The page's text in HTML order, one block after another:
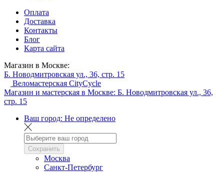
Оплата
Доставка
Контакты
Блог
Карта сайта
Магазин в Москве:
Б. Новодмитровская ул., 36, стр. 15
Веломастерская CityCycle
Магазин и мастерская в Москве: Б. Новодмитровская ул., 36,
стр. 15
Ваш город: Не определено
Сохранить
Москва
Санкт-Петербург